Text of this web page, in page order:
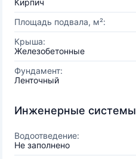
Кирпич
Площадь подвала, м²:
Крыша:
Железобетонные
Фундамент:
Ленточный
Инженерные системы
Водоотведение:
Не заполнено